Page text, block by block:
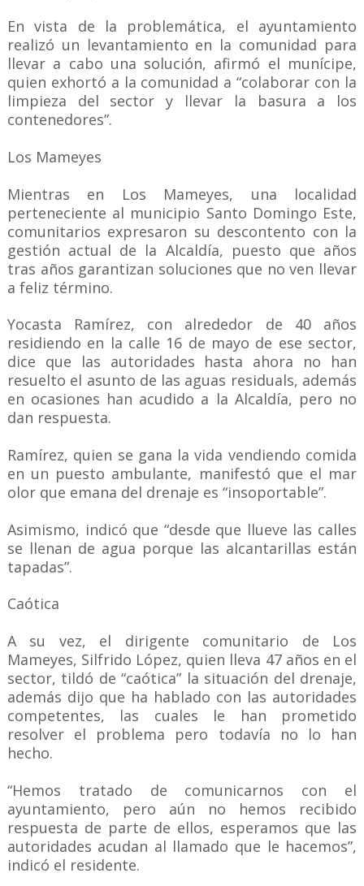
En vista de la problemática, el ayuntamiento
realizó un levantamiento en la comunidad para
llevar a cabo una solución, afirmó el munícipe,
quien exhortó a la comunidad a “colaborar con la
limpieza del sector y llevar la basura a los
contenedores”.
Los Mameyes
Mientras en Los Mameyes, una localidad
perteneciente al municipio Santo Domingo Este,
comunitarios expresaron su descontento con la
gestión actual de la Alcaldía, puesto que años
tras años garantizan soluciones que no ven llevar
a feliz término.
Yocasta Ramírez, con alrededor de 40 años
residiendo en la calle 16 de mayo de ese sector,
dice que las autoridades hasta ahora no han
resuelto el asunto de las aguas residuals, además
en ocasiones han acudido a la Alcaldía, pero no
dan respuesta.
Ramírez, quien se gana la vida vendiendo comida
en un puesto ambulante, manifestó que el mar
olor que emana del drenaje es “insoportable”.
Asimismo, indicó que “desde que llueve las calles
se llenan de agua porque las alcantarillas están
tapadas”.
Caótica
A su vez, el dirigente comunitario de Los
Mameyes, Silfrido López, quien lleva 47 años en el
sector, tildó de “caótica” la situación del drenaje,
además dijo que ha hablado con las autoridades
competentes, las cuales le han prometido
resolver el problema pero todavía no lo han
hecho.
“Hemos tratado de comunicarnos con el
ayuntamiento, pero aún no hemos recibido
respuesta de parte de ellos, esperamos que las
autoridades acudan al llamado que le hacemos”,
indicó el residente.